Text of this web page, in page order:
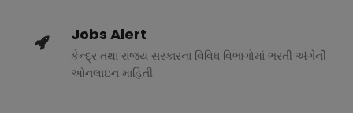
Jobs Alert
કેન્દ્ર તથા રાજ્ય સરકારના વિવિધ વિભાગોમાં ભરતી અંગેની
ઓનલાઇન માહિતી.